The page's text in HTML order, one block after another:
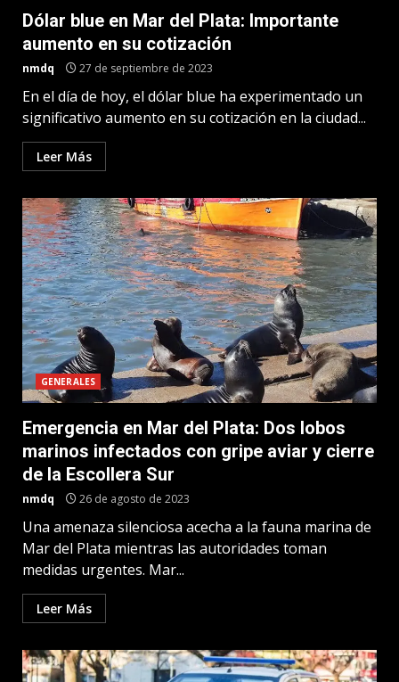
Dólar blue en Mar del Plata: Importante
aumento en su cotización
nmdq 27 de septiembre de 2023
En el día de hoy, el dólar blue ha experimentado un
significativo aumento en su cotización en la ciudad...
Leer Más
GENERALES
Emergencia en Mar del Plata: Dos lobos
marinos infectados con gripe aviar y cierre
de la Escollera Sur
nmdq 26 de agosto de 2023
Una amenaza silenciosa acecha a la fauna marina de
Mar del Plata mientras las autoridades toman
medidas urgentes. Mar...
Leer Más